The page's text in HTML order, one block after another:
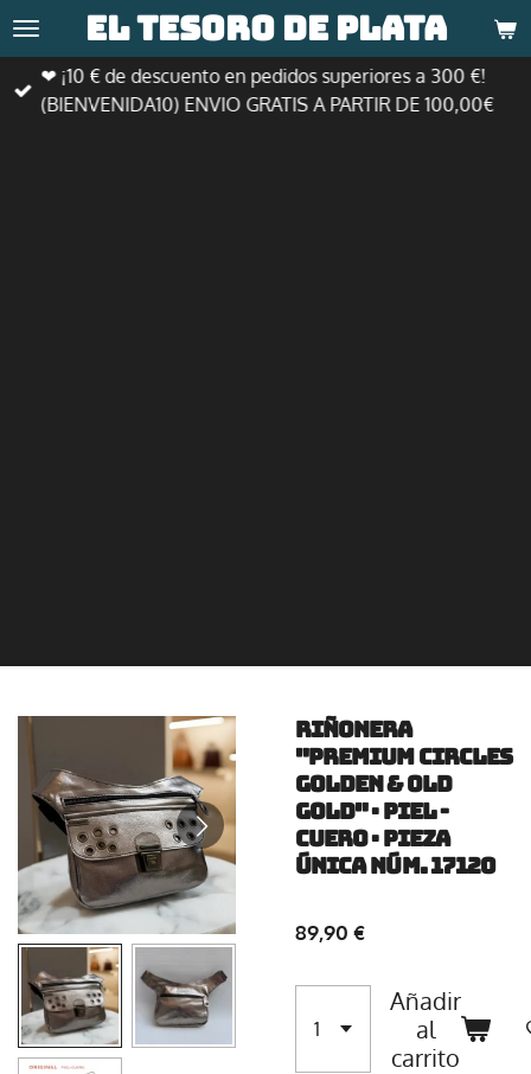
Ir
al
contenido
principal
El tesoro de plata
❤ ¡10 € de descuento en pedidos superiores a 300 €!
(BIENVENIDA10) ENVIO GRATIS A PARTIR DE 100,00€
Riñonera
"Premium Circles
Golden & Old
Gold" · Piel -
Cuero · Pieza
Única Núm. 17120
89,90 €
Añadir
al
carrito